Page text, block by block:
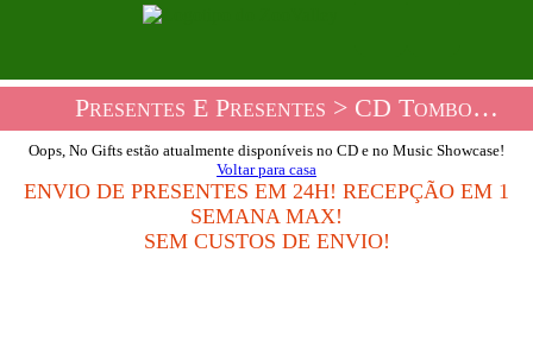
Presentes E Presentes > CD Tombolas E Loja De Música
Oops, No Gifts estão atualmente disponíveis no CD e no Music Showcase!
Voltar para casa
ENVIO DE PRESENTES EM 24H! RECEPÇÃO EM 1
SEMANA MAX!
SEM CUSTOS DE ENVIO!